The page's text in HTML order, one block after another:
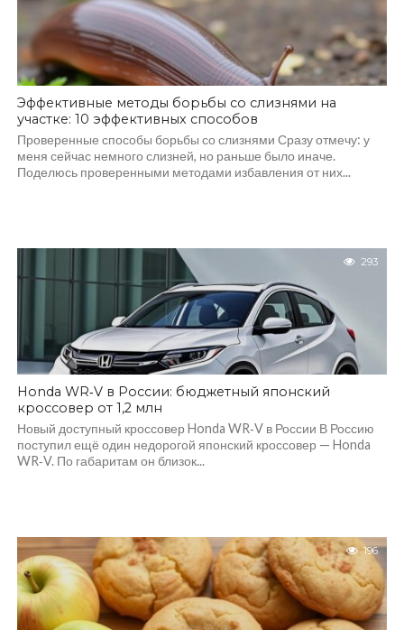
Эффективные методы борьбы со слизнями на
участке: 10 эффективных способов
Проверенные способы борьбы со слизнями Сразу отмечу: у
меня сейчас немного слизней, но раньше было иначе.
Поделюсь проверенными методами избавления от них...
293
Honda WR‑V в России: бюджетный японский
кроссовер от 1,2 млн
Новый доступный кроссовер Honda WR‑V в России В Россию
поступил ещё один недорогой японский кроссовер — Honda
WR‑V. По габаритам он близок...
196